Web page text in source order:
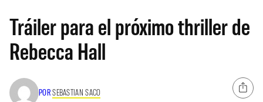
Tráiler para el próximo thriller de
Rebecca Hall
PORSEBASTIAN SACO